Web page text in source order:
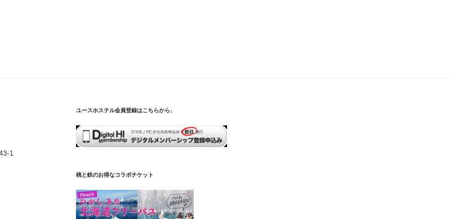
1
ユースホステル会員登録はこちらから↓
桃と鉄のお得なコラボチケット